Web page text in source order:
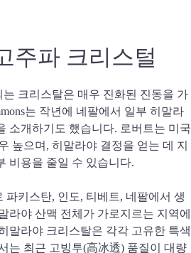
주파 크리스털
크리스탈은 매우 진화된 진동을 가
는 작년에 네팔에서 일부 히말라
소개하기도 했습니다. 로버트는 미국
높으며, 히말라야 결정을 얻는 데 지
비용을 줄일 수 있습니다.
파키스탄, 인도, 티베트, 네팔에서 생
라야 산맥 전체가 가로지르는 지역에
말라야 크리스탈은 각각 고유한 특색
는 최근 고빙투(高冰透) 품질이 대량